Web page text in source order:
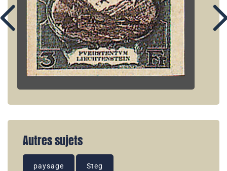
Autres sujets
paysage Steg